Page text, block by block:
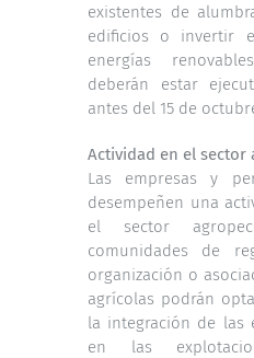
existentes de
edificios o invertir
energías
deberán estar
antes del 15 de
Actividad en el sector
Las empresas y
desempeñen una
el sector
comunidades de
organización o
agrícolas podrán
la integración de las
en las